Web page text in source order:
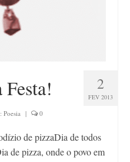
2
FEV 2013
Poesia | 0
de pizzaDia de todos
de pizza, onde o povo em